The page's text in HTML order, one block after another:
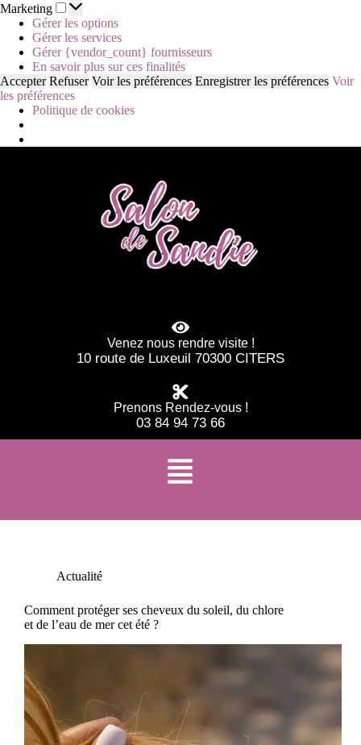
Marketing
Gérer les options
Gérer les services
Gérer {vendor_count} fournisseurs
En savoir plus sur ces finalités
Accepter Refuser Voir les préférences Enregistrer les préférences Voir
les préférences
Politique de cookies
Venez nous rendre visite !
10 route de Luxeuil 70300 CITERS
Prenons Rendez-vous !
03 84 94 73 66
Actualité
Comment protéger ses cheveux du soleil, du chlore
et de l’eau de mer cet été ?